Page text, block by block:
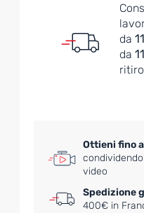
da
da
ritiro
Ottieni fino
video
Spedizione
400€ in